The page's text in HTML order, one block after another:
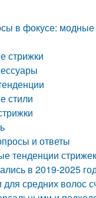
в фокусе: модные
стрижки
стили
и ответы
тенденции
в 2019-2025
для средних волос